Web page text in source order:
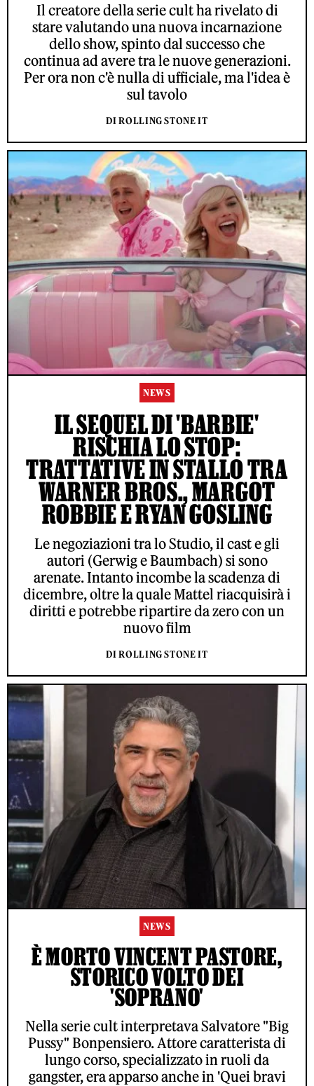
Il creatore della serie cult ha rivelato di
stare valutando una nuova incarnazione
dello show, spinto dal successo che
continua ad avere tra le nuove generazioni.
Per ora non c'è nulla di ufficiale, ma l'idea è
sul tavolo
DI ROLLING STONE IT
NEWS
IL SEQUEL DI 'BARBIE'
RISCHIA LO STOP:
TRATTATIVE IN STALLO TRA
WARNER BROS., MARGOT
ROBBIE E RYAN GOSLING
Le negoziazioni tra lo Studio, il cast e gli
autori (Gerwig e Baumbach) si sono
arenate. Intanto incombe la scadenza di
dicembre, oltre la quale Mattel riacquisirà i
diritti e potrebbe ripartire da zero con un
nuovo film
DI ROLLING STONE IT
NEWS
È MORTO VINCENT PASTORE,
STORICO VOLTO DEI
'SOPRANO'
Nella serie cult interpretava Salvatore "Big
Pussy" Bonpensiero. Attore caratterista di
lungo corso, specializzato in ruoli da
gangster, era apparso anche in 'Quei bravi